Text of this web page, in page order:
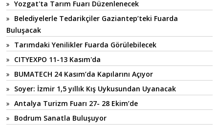
Yozgat'ta Tarım Fuarı Düzenlenecek
Belediyelerle Tedarikçiler Gaziantep’teki Fuarda
Buluşacak
Tarımdaki Yenilikler Fuarda Görülebilecek
CITYEXPO 11-13 Kasım'da
BUMATECH 24 Kasım’da Kapılarını Açıyor
Soyer: İzmir 1,5 yıllık Kış Uykusundan Uyanacak
Antalya Turizm Fuarı 27- 28 Ekim’de
Bodrum Sanatla Buluşuyor